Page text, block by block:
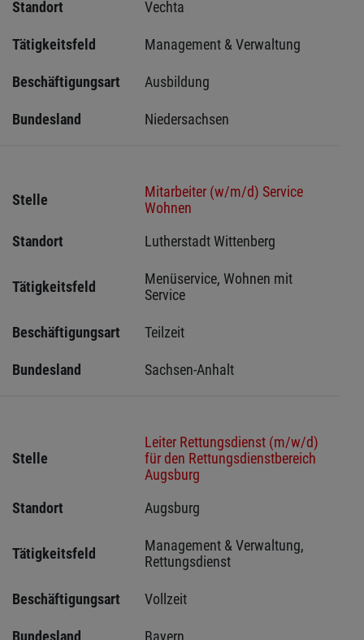
Standort
Vechta
Tätigkeitsfeld Management & Verwaltung
Beschäftigungsart Ausbildung
Bundesland Niedersachsen
Stelle
Mitarbeiter (w/m/d) Service
Wohnen
Standort
Lutherstadt Wittenberg
Tätigkeitsfeld
Menüservice, Wohnen mit
Service
Beschäftigungsart Teilzeit
Bundesland Sachsen-Anhalt
Stelle
Leiter Rettungsdienst (m/w/d)
für den Rettungsdienstbereich
Augsburg
Standort
Augsburg
Tätigkeitsfeld
Management & Verwaltung,
Rettungsdienst
Beschäftigungsart Vollzeit
Bundesland Bayern